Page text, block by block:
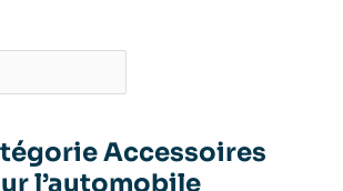
Accessoires
l’automobile